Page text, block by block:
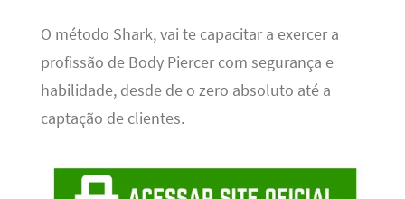
O método Shark, vai te capacitar a exercer a
profissão de Body Piercer com segurança e
habilidade, desde de o zero absoluto até a
captação de clientes.